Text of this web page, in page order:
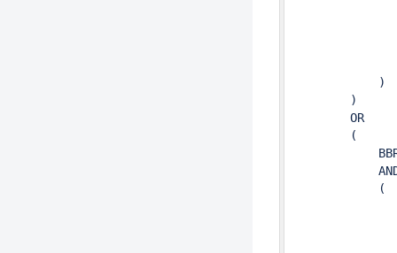
        )
        OR
        (
            (